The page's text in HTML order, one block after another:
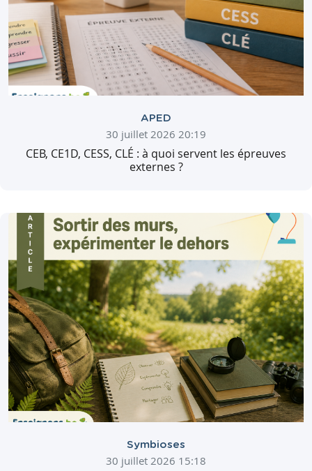
APED
30 juillet 2026 20:19
CEB, CE1D, CESS, CLÉ : à quoi servent les épreuves
externes ?
Symbioses
30 juillet 2026 15:18